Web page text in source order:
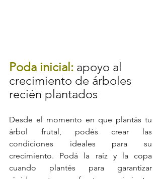
Poda inicial: apoyo al
crecimiento de árboles
recién plantados
Desde el momento en que plantás tu
árbol frutal, podés crear las
condiciones ideales para su
crecimiento. Podá la raíz y la copa
cuando plantés para garantizar